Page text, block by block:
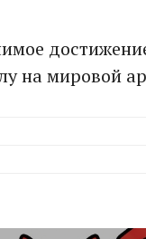
на мировой